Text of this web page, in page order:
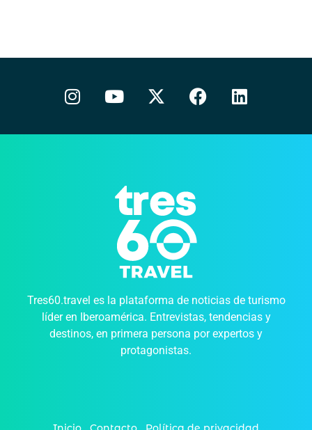
Tres60.travel es la plataforma de noticias de turismo
líder en Iberoamérica. Entrevistas, tendencias y
destinos, en primera persona por expertos y
protagonistas.